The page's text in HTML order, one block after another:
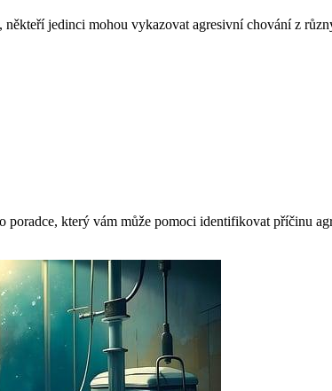
jedinci mohou vykazovat agresivní chování z
poradce, který vám může pomoci identifikovat příčinu